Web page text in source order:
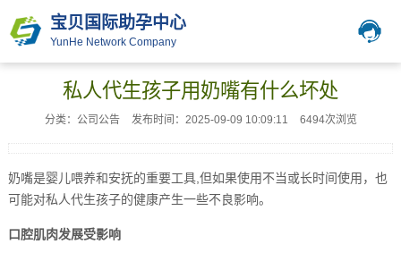
宝贝国际助孕中心
YunHe Network Company
私人代生孩子用奶嘴有什么坏处
分类：公司公告 发布时间：2025-09-09 10:09:11 6494次浏览
奶嘴是婴儿喂养和安抚的重要工具,但如果使用不当或长时间使用，也
可能对私人代生孩子的健康产生一些不良影响。
口腔肌肉发展受影响